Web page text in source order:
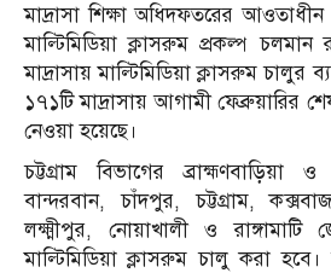
মাদ্রাসা শিক্ষা অধিদফতরের আওতাধীন
মাল্টিমিডিয়া ক্লাসরুম প্রকল্প
মাদ্রাসায় মাল্টিমিডিয়া ক্লাসরুম চালুর
১৭১টি মাদ্রাসায় আগামী ফেব্রুয়ারির
নেওয়া হয়েছে।
চট্টগ্রাম বিভাগের ব্রাহ্মণবাড়িয়া
বান্দরবান, চাঁদপুর, চট্টগ্রাম,
লক্ষ্মীপুর, নোয়াখালী ও রাঙ্গামাটি
মাল্টিমিডিয়া ক্লাসরুম চালু করা